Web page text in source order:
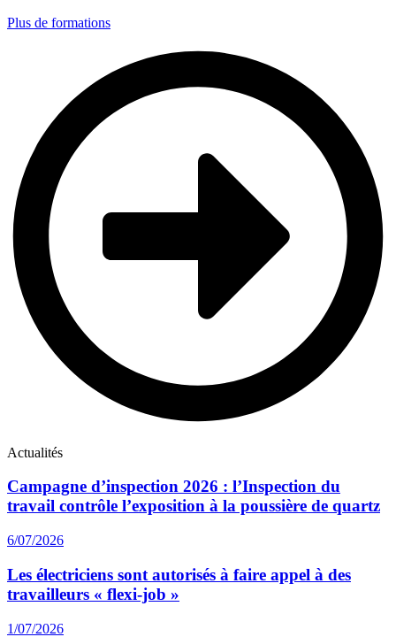
Plus de formations
Actualités
Campagne d’inspection 2026 : l’Inspection du
travail contrôle l’exposition à la poussière de quartz
6/07/2026
Les électriciens sont autorisés à faire appel à des
travailleurs « flexi-job »
1/07/2026